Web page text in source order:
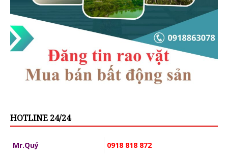
HOTLINE 24/24
Mr.Quý 0918 818 872